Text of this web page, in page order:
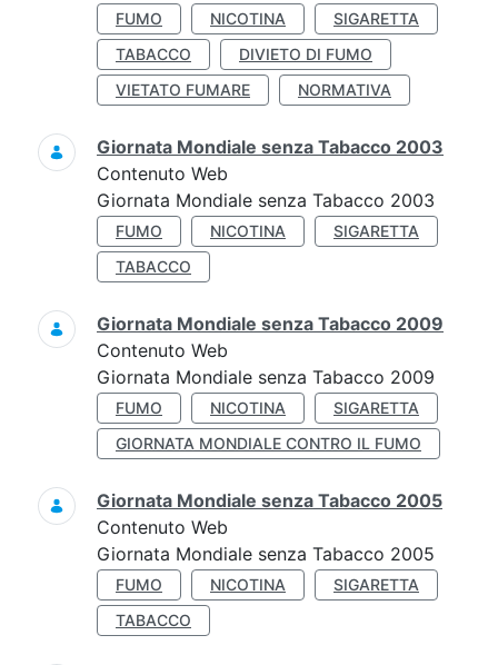
FUMO NICOTINA
SIGARETTA
TABACCO
DIVIETO DI FUMO
VIETATO FUMARE
NORMATIVA
Giornata Mondiale senza Tabacco 2003
Contenuto Web
Giornata Mondiale senza Tabacco 2003
FUMO NICOTINA
SIGARETTA
TABACCO
Giornata Mondiale senza Tabacco 2009
Contenuto Web
Giornata Mondiale senza Tabacco 2009
FUMO NICOTINA
SIGARETTA
GIORNATA MONDIALE CONTRO IL FUMO
Giornata Mondiale senza Tabacco 2005
Contenuto Web
Giornata Mondiale senza Tabacco 2005
FUMO NICOTINA
SIGARETTA
TABACCO